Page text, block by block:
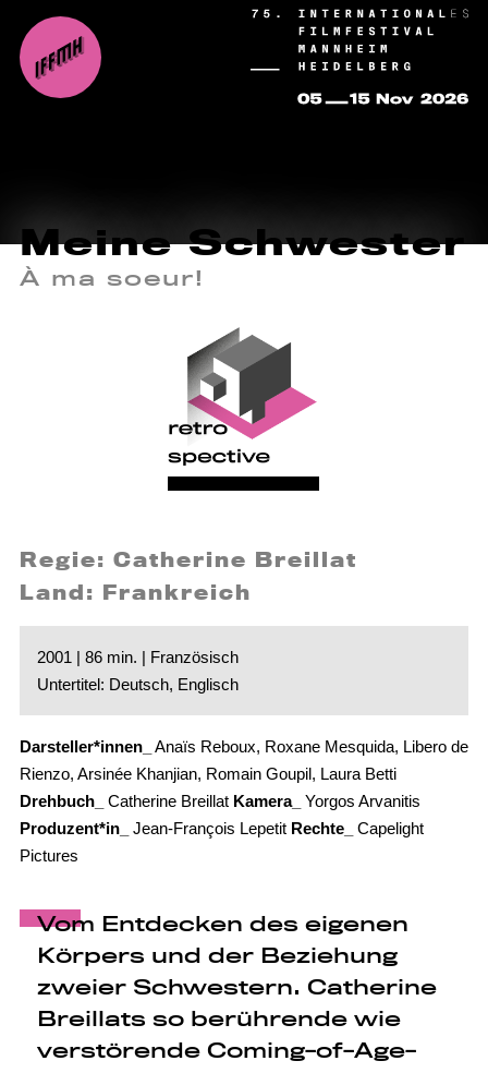
Meine Schwester
À ma soeur!
Regie: Catherine Breillat
Land: Frankreich
2001 | 86 min. | Französisch
Untertitel: Deutsch, Englisch
Darsteller*innen_
Anaïs Reboux, Roxane Mesquida, Libero de
Rienzo, Arsinée Khanjian, Romain Goupil, Laura Betti
Drehbuch_
Catherine Breillat Kamera_
Yorgos Arvanitis
Produzent*in_
Jean-François Lepetit Rechte_
Capelight
Pictures
Vom Entdecken des eigenen
Körpers und der Beziehung
zweier Schwestern. Catherine
Breillats so berührende wie
verstörende Coming-of-Age-